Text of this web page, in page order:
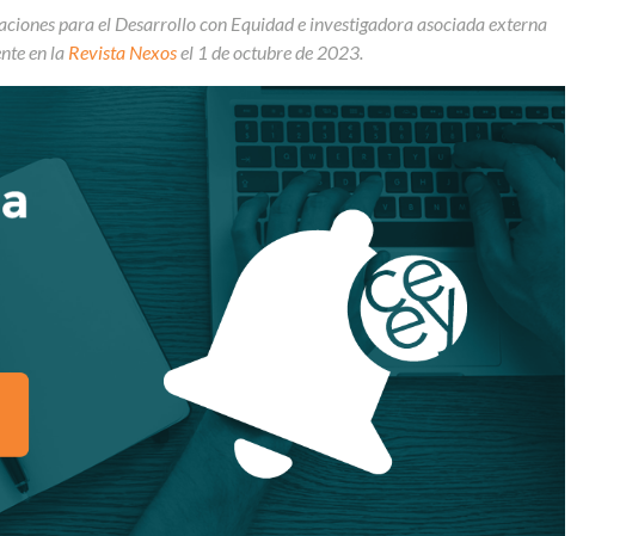
para el Desarrollo con Equidad e investigadora asociada externa
en la Revista Nexosel 1 de octubre de 2023.